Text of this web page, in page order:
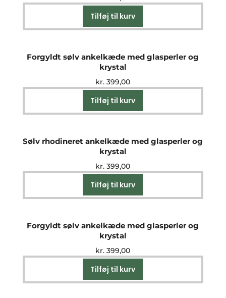
Tilføj til kurv
Forgyldt sølv ankelkæde med glasperler og
krystal
kr. 399,00
Tilføj til kurv
Sølv rhodineret ankelkæde med glasperler og
krystal
kr. 399,00
Tilføj til kurv
Forgyldt sølv ankelkæde med glasperler og
krystal
kr. 399,00
Tilføj til kurv